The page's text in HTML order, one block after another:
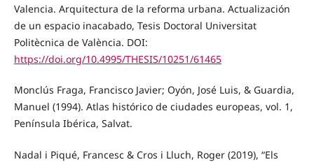
Valencia. Arquitectura de la reforma urbana. Actualización
de un espacio inacabado, Tesis Doctoral Universitat
Politècnica de València. DOI:
https://doi.org/10.4995/THESIS/10251/61465
Monclús Fraga, Francisco Javier; Oyón, José Luis, & Guardia,
Manuel (1994). Atlas histórico de ciudades europeas, vol. 1,
Península Ibérica, Salvat.
Nadal i Piqué, Francesc & Cros i Lluch, Roger (2019), “Els